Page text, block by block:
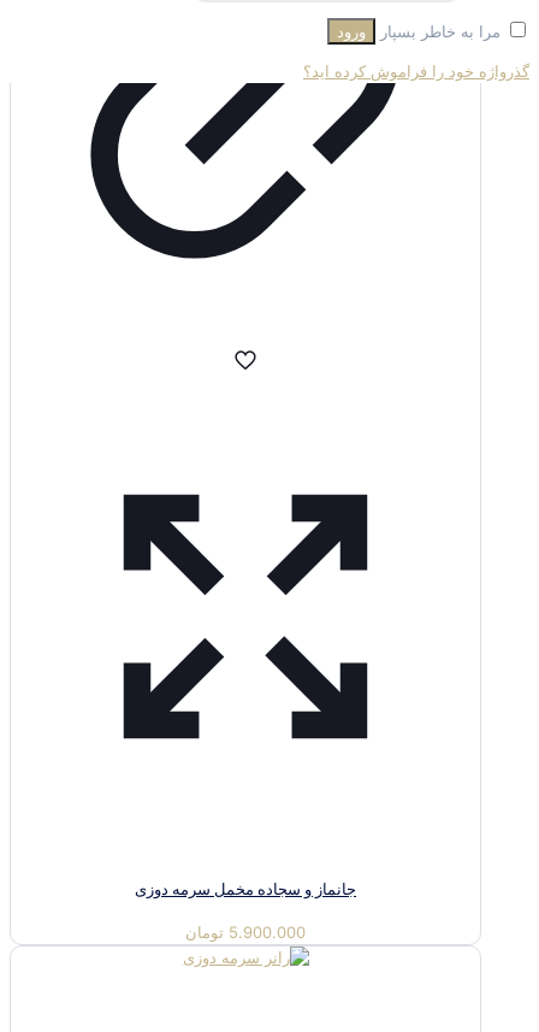
مرا به خاطر بسپار ورود
گذرواژه خود را فراموش کرده اید؟
جانماز و سجاده مخمل سرمه دوزی
5.900.000 تومان